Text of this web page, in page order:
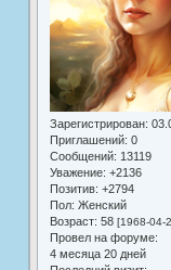
Зарегистрирован:
Приглашений: 0
Сообщений: 13119
Уважение: +2136
Позитив: +2794
Пол: Женский
Возраст: 58 [1968-04-
Провел на форуме:
4 месяца 20 дней